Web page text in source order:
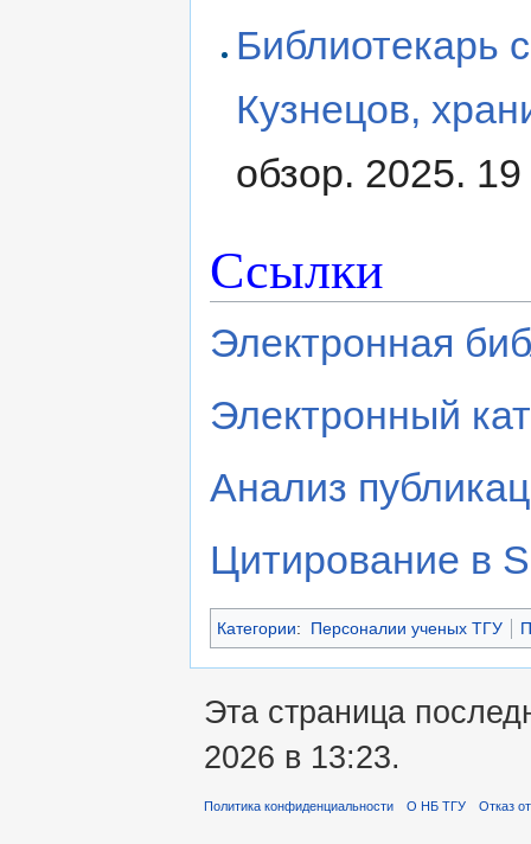
Библиотекарь
Кузнецов,
обзор. 2025.
Ссылки
Электронная
Электронный
Анализ
Цитирование в
Категории: Персоналии ученых ТГУ
Эта страница
2026 в 13:23.
Политика конфиденциальности О НБ ТГУ Отказ